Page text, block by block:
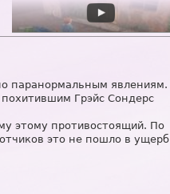
паранормальным явлениям.
Грэйс Сондерс
этому противостоящий. По
это не пошло в ущерб